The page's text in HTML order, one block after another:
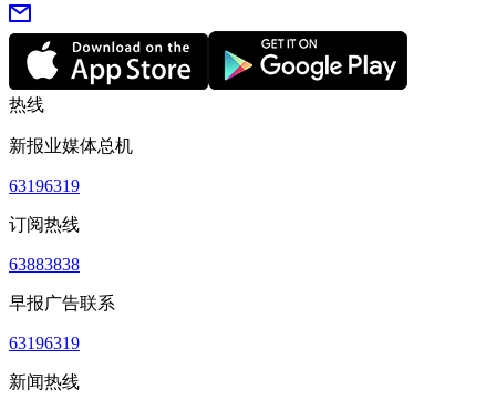
热线
新报业媒体总机
63196319
订阅热线
63883838
早报广告联系
63196319
新闻热线